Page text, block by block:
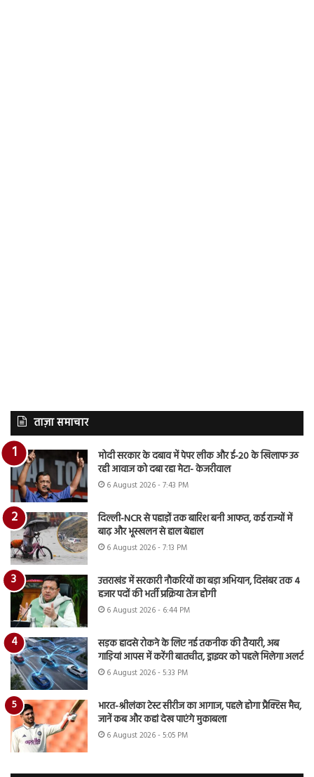
ताज़ा समाचार
मोदी सरकार के दबाव में पेपर लीक और ई-20 के खिलाफ उठ
रही आवाज को दबा रहा मेटा- केजरीवाल
6 August 2026 - 7:43 PM
दिल्ली-NCR से पहाड़ों तक बारिश बनी आफत, कई राज्यों में
बाढ़ और भूस्खलन से हाल बेहाल
6 August 2026 - 7:13 PM
उत्तराखंड में सरकारी नौकरियों का बड़ा अभियान, दिसंबर तक 4
हजार पदों की भर्ती प्रक्रिया तेज होगी
6 August 2026 - 6:44 PM
सड़क हादसे रोकने के लिए नई तकनीक की तैयारी, अब
गाड़ियां आपस में करेंगी बातचीत, ड्राइवर को पहले मिलेगा अलर्ट
6 August 2026 - 5:33 PM
भारत-श्रीलंका टेस्ट सीरीज का आगाज, पहले होगा प्रैक्टिस मैच,
जानें कब और कहां देख पाएंगे मुकाबला
6 August 2026 - 5:05 PM